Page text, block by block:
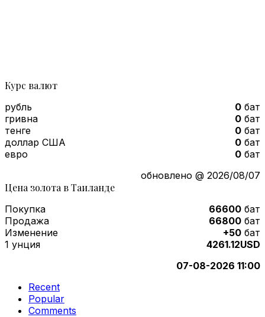
Курс валют
рубль 0 бат
гривна
0 бат
тенге
0 бат
доллар США
0 бат
евро
0 бат
обновлено @ 2026/08/07
Цена золота в Таиланде
Покупка 66600 бат
Продажа
66800 бат
Изменение
+50 бат
1 унция
4261.12USD
07-08-2026 11:00
Recent
Popular
Comments